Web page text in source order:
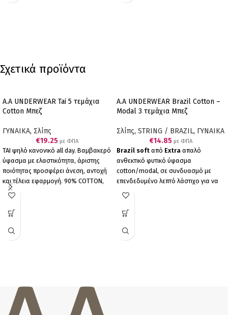
Σχετικά προϊόντα
A.A UNDERWEAR Tai 5 τεμάχια
Cotton Μπεζ
ΓΥΝΑΙΚΑ, Σλίπς
€19.25 με ΦΠΑ
ΤΑΙ ψηλό κανονικό all day. Βαμβακερό
ύφασμα με ελαστικότητα, άριστης
ποιότητας προσφέρει άνεση, αντοχή
και τέλεια εφαρμογή. 90% COTTON,
10% ELASTANE. Συσκευασία πέντε
A.A UNDERWEAR Brazil Cotton –
Modal 3 τεμάχια Μπεζ
Σλίπς, STRING / BRAZIL, ΓΥΝΑΙΚΑ
€14.85 με ΦΠΑ
Brazil soft από Extra απαλό
ανθεκτικό φυτικό ύφασμα
cotton/modal, σε συνδυασμό με
επενδεδυμένο λεπτό λάστιχο για να
μη διαγράφει, έχουμε το τέλειο
αντοχή. Συσκευασία τριών τεμαχίων (3
μας